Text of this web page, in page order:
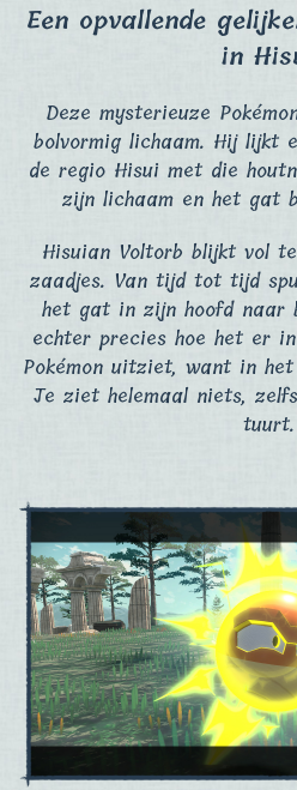
Een opvallende
in
Deze mysterieuze
bolvormig lichaam. Hij lijkt
de regio Hisui met die
zijn lichaam en het gat
Hisuian Voltorb blijkt vol
zaadjes. Van tijd tot tijd
het gat in zijn hoofd naar
echter precies hoe het er
Pokémon uitziet, want in
Je ziet helemaal niets,
tuurt.​